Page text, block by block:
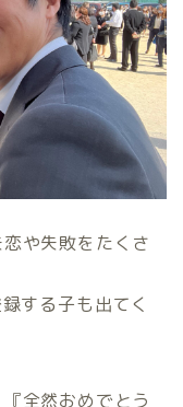
や失敗をたくさ
する子も出てく
全然おめでとう